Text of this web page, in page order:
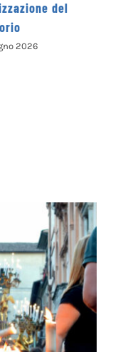
tra le
– COME
PERCORSO